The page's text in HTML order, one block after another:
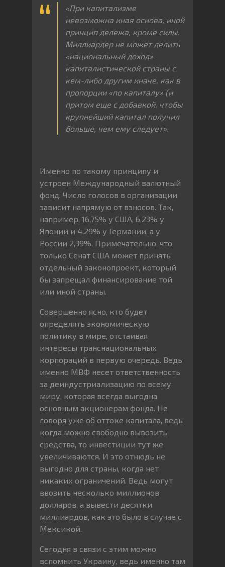
«При капитализме
невозможна иная основа, иной
принцип дележа, кроме силы.
Миллиардер не может делить
«национальный доход»
капиталистической страны с
кем-либо другим иначе, как в
пропорции «по капиталу» (и
притом еще с добавкой, чтобы
крупнейший капитал получил
больше, чем ему следует».
Именно по такому принципу и
устроен Международный валютный
фонд. Число голосов в организации
зависит напрямую от взносов. Так,
например, 16,75% у США, 6,23% у
Японии и 4,29% у Германии, а у
России 2,39%. Примечательно, что
только Сенат США может принять
отдельный законопроект, который
бы запрещал финансирование той
или иной страны.
Совершенно ясно, кто будет
определять экономическую
политику в мире, отстаивая
интересы транснациональных
корпораций в первую очередь. Ведь
именно МВФ несет ответственность
за деиндустриализацию по всему
миру, которая всегда выгодна
основным акционерам фонда. Не
говоря уже об оттоке капитала, ведь
когда можно свободно вывозить
средства, то инвестиции тут же
увеличиваются. И это отнюдь не
выгодно для страны, когда нет
никаких ограничений. Ведь могут
ввозить несколько миллионов
долларов, а вывести десятки
миллиардов, как это было в случае с
Мексикой.
Сегодня в связи с этим можно
вспомнить Украину, ведь именно там